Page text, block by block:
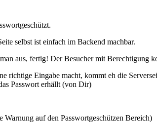
selbst ist einfach im Backend machbar.
aus, fertig! Der Besucher mit Berechtigung
Eingabe macht, kommt eh die
Passwort erhällt (von Dir)
Warnung auf den Passwortgeschützen Bereich)